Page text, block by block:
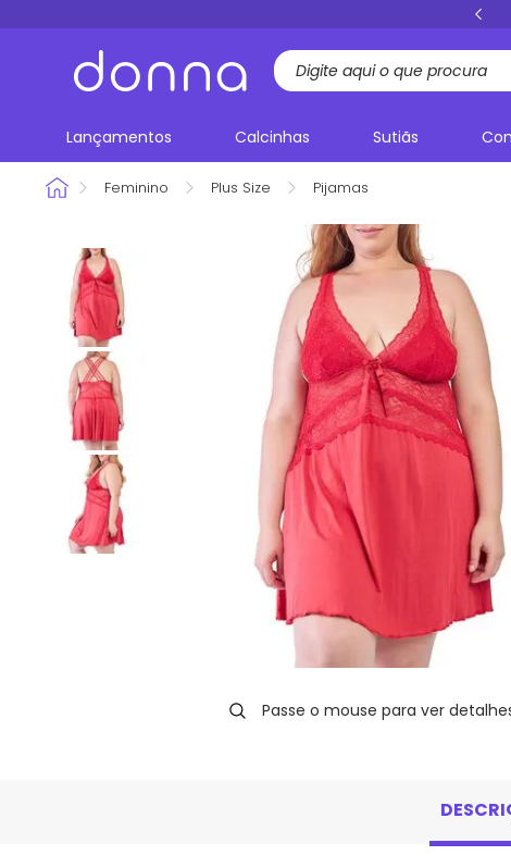
Lançamentos Calcinhas Sutiãs
Feminino Plus Size Pijamas
Passe o mouse para ver